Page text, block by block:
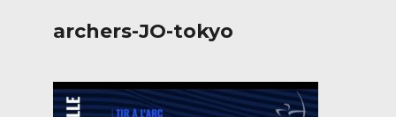
archers-JO-tokyo